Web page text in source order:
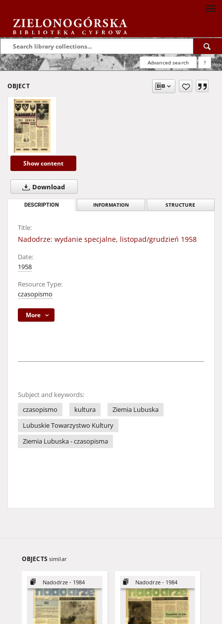
Advanced search ?
OBJECT
Show content
Download
DESCRIPTION INFORMATION STRUCTURE
Title:
Nadodrze: wydanie specjalne, listopad/grudzień 1958
Date:
1958
Resource Type:
czasopismo
More
Subject and keywords:
czasopismo
kultura
Ziemia Lubuska
Lubuskie Towarzystwo Kultury
Ziemia Lubuska - czasopisma
OBJECTS similar
Nadodrze - 1984 Nadodrze - 1984